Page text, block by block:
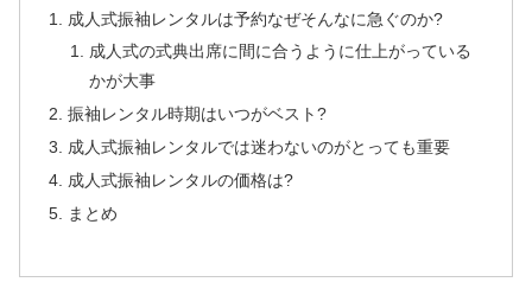
成人式振袖レンタルは予約なぜそんなに急ぐのか?
成人式の式典出席に間に合うように仕上がっている
かが大事
振袖レンタル時期はいつがベスト?
成人式振袖レンタルでは迷わないのがとっても重要
成人式振袖レンタルの価格は?
まとめ